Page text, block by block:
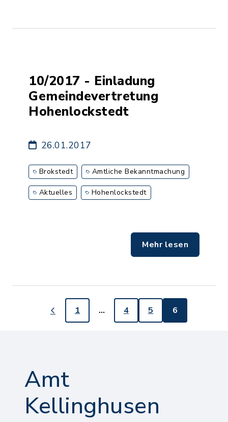
10/2017 - Einladung
Gemeindevertretung
Hohenlockstedt
26.01.2017
Brokstedt Amtliche Bekanntmachung
Aktuelles Hohenlockstedt
Mehr lesen
1 … 4 5 6
Amt
Kellinghusen